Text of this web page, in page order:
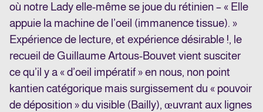
où notre Lady elle-même se joue du rétinien – « Elle
appuie la machine de l’oeil (immanence tissue). »
Expérience de lecture, et expérience désirable !, le
recueil de Guillaume Artous-Bouvet vient susciter
ce qu’il y a « d’oeil impératif » en nous, non point
kantien catégorique mais surgissement du « pouvoir
de déposition » du visible (Bailly), œuvrant aux lignes